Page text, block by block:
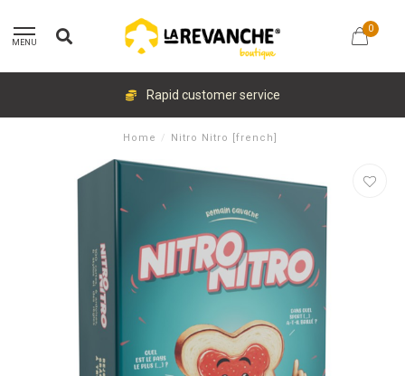
MENU
0
Rapid customer service
Home / Nitro Nitro [french]